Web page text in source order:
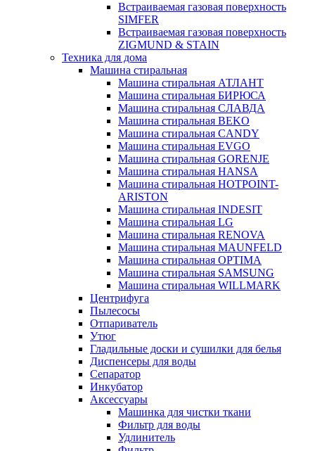
Встраиваемая газовая поверхность
SIMFER
Встраиваемая газовая поверхность
ZIGMUND & STAIN
Техника для дома
Машина стиральная
Машина стиральная АТЛАНТ
Машина стиральная БИРЮСА
Машина стиральная СЛАВДА
Машина стиральная BEKO
Машина стиральная CANDY
Машина стиральная EVGO
Машина стиральная GORENJE
Машина стиральная HANSA
Машина стиральная HOTPOINT-
ARISTON
Машина стиральная INDESIT
Машина стиральная LG
Машина стиральная RENOVA
Машина стиральная MAUNFELD
Машина стиральная OPTIMA
Машина стиральная SAMSUNG
Машина стиральная WILLMARK
Центрифуга
Пылесосы
Отпариватель
Утюг
Гладильные доски и сушилки для белья
Диспенсеры для воды
Сепаратор
Инкубатор
Аксессуары
Машинка для чистки ткани
Фильтр для воды
Удлинитель